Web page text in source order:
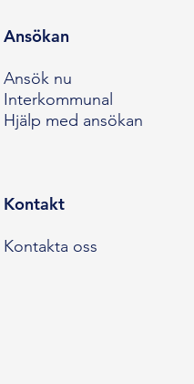
Ansökan
Ansök nu
Interkommunal
Hjälp med ansökan
Kontakt
Kontakta oss